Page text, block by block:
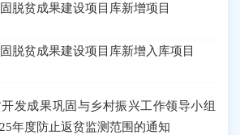
脱贫成果建设项目库新增项目
脱贫成果建设项目库新增入库项目
发成果巩固与乡村振兴工作领导小组
年度防止返贫监测范围的通知